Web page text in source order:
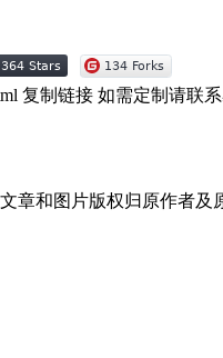
复制链接 如需定制请联
章和图片版权归原作者